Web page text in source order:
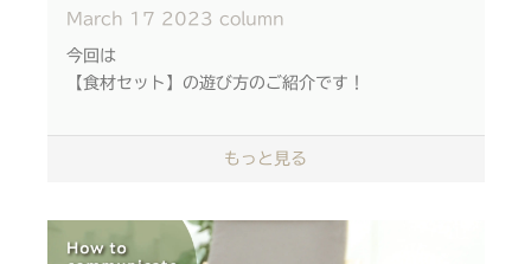
包丁を使って、
食材をざくっと切ってみよう◎
最初は感覚をつかむのが
難しいかもしれないけれど
一緒につかんでいこう
March 17 2023 column
今回は
【食材セット】の遊び方のご紹介です！
14種類の野菜とカラトリー、
包丁が入った食材セット！
木箱の蓋はまな板になります
食材に包丁を入れると
もっと見る